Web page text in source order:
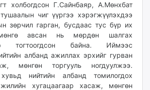
холбогдсон Г.Сайнбаяр, А.Мөнхбат
чиг үүргээ хэрэгжүүлэхдээ
зөрчил гарган, бусдаас тус бүр их
авсан нь мөрдөн шалгах
тогтоогдсон байна. Иймээс
албанд ажиллах эрхийг гурван
мөнгөн торгууль ногдуулжээ.
нийтийн албанд томилогдох
хугацаагаар хасаж, мөнгөн